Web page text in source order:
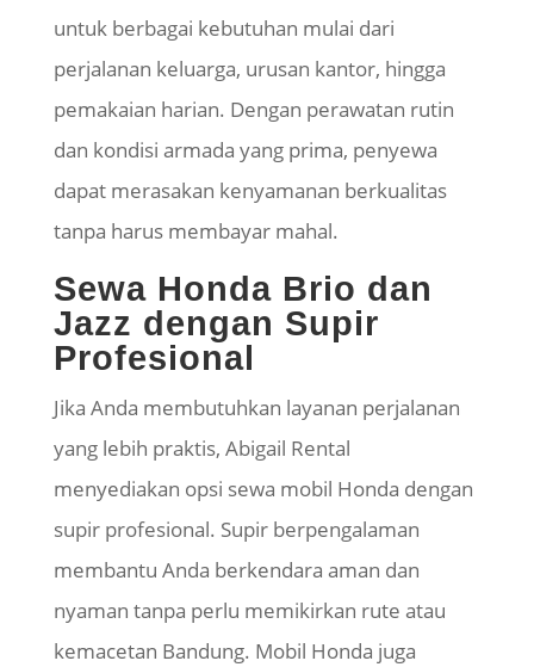
untuk berbagai kebutuhan mulai dari
perjalanan keluarga, urusan kantor, hingga
pemakaian harian. Dengan perawatan rutin
dan kondisi armada yang prima, penyewa
dapat merasakan kenyamanan berkualitas
tanpa harus membayar mahal.
Sewa Honda Brio dan
Jazz dengan Supir
Profesional
Jika Anda membutuhkan layanan perjalanan
yang lebih praktis, Abigail Rental
menyediakan opsi sewa mobil Honda dengan
supirprofesional. Supirberpengalaman
membantu Anda berkendara aman dan
nyaman tanpa perlu memikirkan rute atau
kemacetan Bandung. Mobil Honda juga